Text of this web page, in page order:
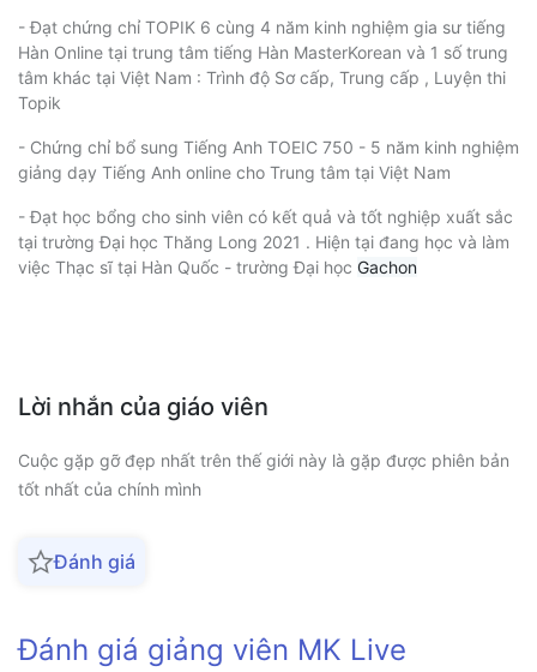
- Đạt chứng chỉ TOPIK 6 cùng 4 năm kinh nghiệm gia sư tiếng
Hàn Online tại trung tâm tiếng Hàn MasterKorean và 1 số trung
tâm khác tại Việt Nam : Trình độ Sơ cấp, Trung cấp , Luyện thi
Topik
- Chứng chỉ bổ sung Tiếng Anh TOEIC 750 - 5 năm kinh nghiệm
giảng dạy Tiếng Anh online cho Trung tâm tại Việt Nam
- Đạt học bổng cho sinh viên có kết quả và tốt nghiệp xuất sắc
tại trường Đại học Thăng Long 2021 . Hiện tại đang học và làm
việc Thạc sĩ tại Hàn Quốc - trường Đại học Gachon
Lời nhắn của giáo viên
Cuộc gặp gỡ đẹp nhất trên thế giới này là gặp được phiên bản
tốt nhất của chính mình
Đánh giá
Đánh giá giảng viên MK Live